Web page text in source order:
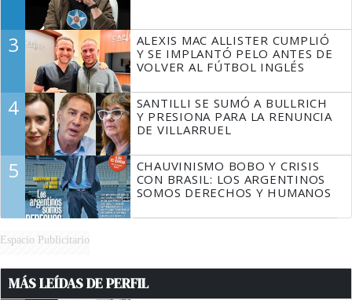
3
ALEXIS MAC ALLISTER CUMPLIÓ
Y SE IMPLANTÓ PELO ANTES DE
VOLVER AL FÚTBOL INGLÉS
4
SANTILLI SE SUMÓ A BULLRICH
Y PRESIONA PARA LA RENUNCIA
DE VILLARRUEL
5
CHAUVINISMO BOBO Y CRISIS
CON BRASIL: LOS ARGENTINOS
SOMOS DERECHOS Y HUMANOS
Espacio Publicitario
MÁS LEÍDAS DE PERFIL